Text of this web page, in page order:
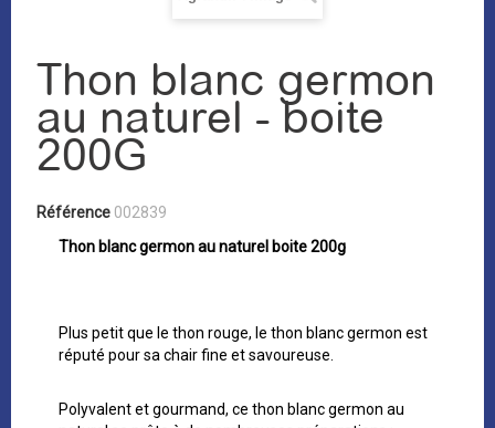
Thon blanc germon
au naturel - boite
200G
Référence 002839
Thon blanc germon au naturel boite 200g
Plus petit que le thon rouge, le thon blanc germon est
réputé pour sa chair fine et savoureuse.
Polyvalent et gourmand, ce thon blanc germon au